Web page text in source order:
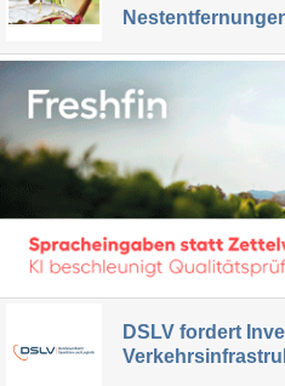
DSLV fordert